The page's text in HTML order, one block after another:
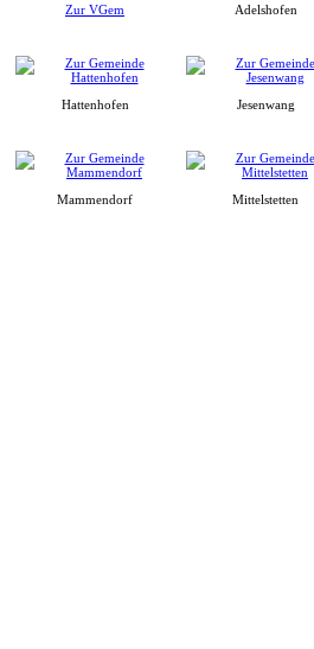
Zur VGem Adelshofen
Hattenhofen Jesenwang
Mammendorf Mittelstetten